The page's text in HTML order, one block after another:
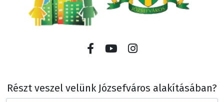
Részt veszel velünk Józsefváros alakításában?